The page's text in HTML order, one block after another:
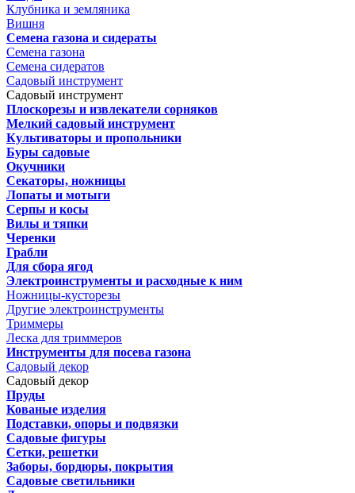
Клубника и земляника
Вишня
Семена газона и сидераты
Семена газона
Семена сидератов
Садовый инструмент
Садовый инструмент
Плоскорезы и извлекатели сорняков
Мелкий садовый инструмент
Культиваторы и пропольники
Буры садовые
Окучники
Секаторы, ножницы
Лопаты и мотыги
Серпы и косы
Вилы и тяпки
Черенки
Грабли
Для сбора ягод
Электроинструменты и расходные к ним
Ножницы-кусторезы
Другие электроинструменты
Триммеры
Леска для триммеров
Инструменты для посева газона
Садовый декор
Садовый декор
Пруды
Кованые изделия
Подставки, опоры и подвязки
Садовые фигуры
Сетки, решетки
Заборы, бордюры, покрытия
Садовые светильники